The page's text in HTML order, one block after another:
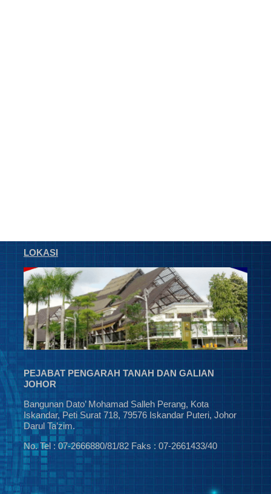
LOKASI
PEJABAT PENGARAH TANAH DAN GALIAN
JOHOR
Bangunan Dato’ Mohamad Salleh Perang, Kota
Iskandar, Peti Surat 718, 79576 Iskandar Puteri, Johor
Darul Ta’zim.
No. Tel : 07-2666880/81/82 Faks : 07-2661433/40